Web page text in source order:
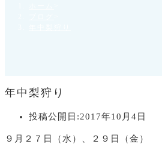
年中梨狩り
投稿公開日:2017年10月4日
９月２７日（水）、２９日（金）